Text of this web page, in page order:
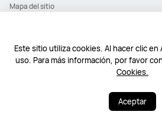
Este sitio utiliza cookies. Al hacer clic
uso. Para más información, por favor
Cookies.
Aceptar
Chatea
Lun a Vie
©2026 Huawei Device Co., Ltd. Todos los
Mapa del sitio
Declaración de privacidad